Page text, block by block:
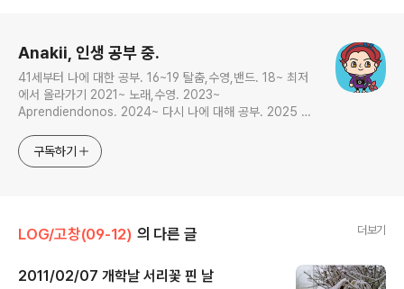
Anakii, 인생 공부 중.
41세부터 나에 대한 공부. 16~19 탈춤,수영,밴드. 18~ 최저
에서 올라가기 2021~ 노래,수영. 2023~
Aprendiendonos. 2024~ 다시 나에 대해 공부. 2025 지
구독하기
LOG/고창(09-12) 의 다른 글 더보기
2011/02/07 개학날 서리꽃 핀 날